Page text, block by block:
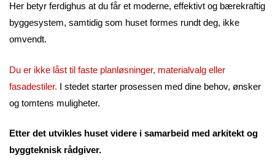
Her betyr ferdighus at du får et moderne, effektivt og bærekraftig
byggesystem, samtidig som huset formes rundt deg, ikke
omvendt.
Du er ikke låst til faste planløsninger, materialvalg eller
fasadestiler. I stedet starter prosessen med dine behov, ønsker
og tomtens muligheter.
Etter det utvikles huset videre i samarbeid med arkitekt og
byggteknisk rådgiver.